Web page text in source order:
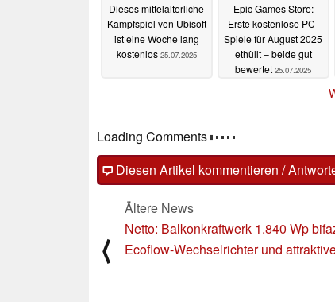
Dieses mittelalterliche
Kampfspiel von Ubisoft
ist eine Woche lang
kostenlos 25.07.2025
Epic Games Store:
Erste kostenlose PC-
Spiele für August 2025
ethüllt – beide gut
bewertet 25.07.2025
Loading Comments
Diesen Artikel kommentieren /
⟨
Ältere News
Netto: Balkonkraftwerk 1.840 Wp
Ecoflow-Wechselrichter und